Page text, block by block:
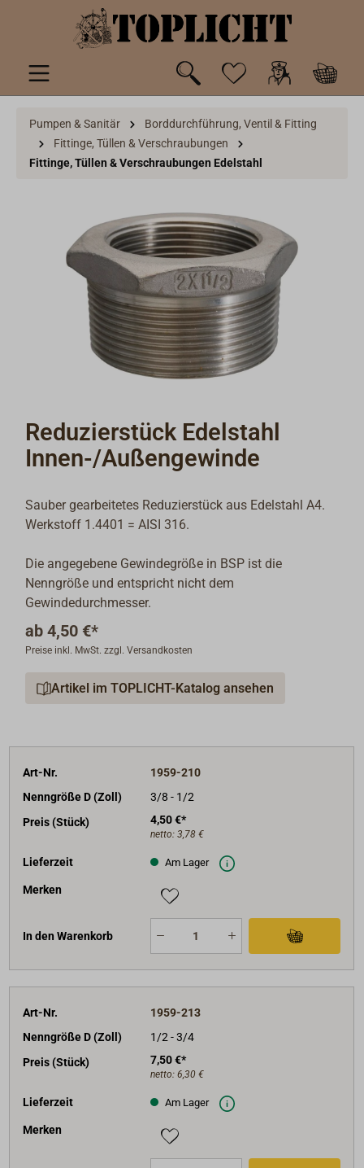
springen
Pumpen & Sanitär
Borddurchführung, Ventil & Fitting
Fittinge, Tüllen & Verschraubungen
Fittinge, Tüllen & Verschraubungen Edelstahl
Reduzierstück Edelstahl
Innen-/Außengewinde
Sauber gearbeitetes Reduzierstück aus Edelstahl A4.
Werkstoff 1.4401 = AISI 316.
Die angegebene Gewindegröße in BSP ist die
Nenngröße und entspricht nicht dem
Gewindedurchmesser.
ab 4,50 €*
Preise inkl. MwSt. zzgl. Versandkosten
Artikel im TOPLICHT-Katalog ansehen
Art-Nr.
1959-210
Nenngröße D (Zoll)
3/8 - 1/2
Preis (Stück)
4,50 €*
netto: 3,78 €
Lieferzeit Am Lager
Merken
In den Warenkorb
Art-Nr.
1959-213
Nenngröße D (Zoll)
1/2 - 3/4
Preis (Stück)
7,50 €*
netto: 6,30 €
Lieferzeit Am Lager
Merken